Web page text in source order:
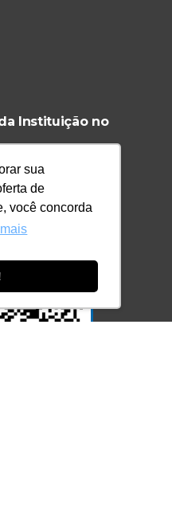
sua
de
você concorda
Instituição no